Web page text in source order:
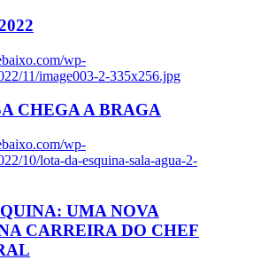
wp-
11/image003-2-335x256.jpg
CHEGA A BRAGA
wp-
10/lota-da-esquina-sala-agua-2-
UMA NOVA
CARREIRA DO CHEF